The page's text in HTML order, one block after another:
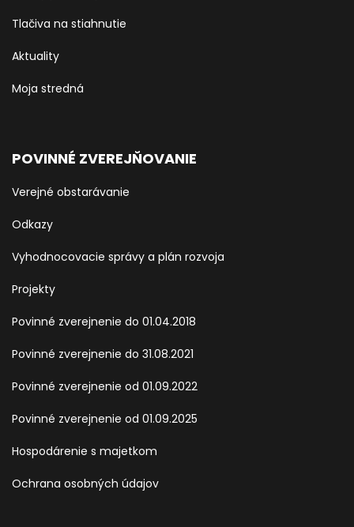
Tlačiva na stiahnutie
Aktuality
Moja stredná
POVINNÉ ZVEREJŇOVANIE
Verejné obstarávanie
Odkazy
Vyhodnocovacie správy a plán rozvoja
Projekty
Povinné zverejnenie do 01.04.2018
Povinné zverejnenie do 31.08.2021
Povinné zverejnenie od 01.09.2022
Povinné zverejnenie od 01.09.2025
Hospodárenie s majetkom
Ochrana osobných údajov